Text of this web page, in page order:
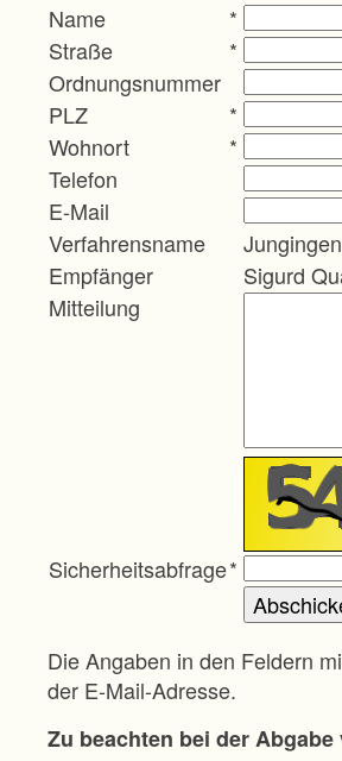
Name
*
Straße
*
Ordnungsnummer
PLZ
*
Wohnort
*
Telefon
E-Mail
Verfahrensname
Empfänger
Sigurd
Mitteilung
Sicherheitsabfrage*
Die Angaben in den Feldern
der E-Mail-Adresse.
Zu beachten bei der